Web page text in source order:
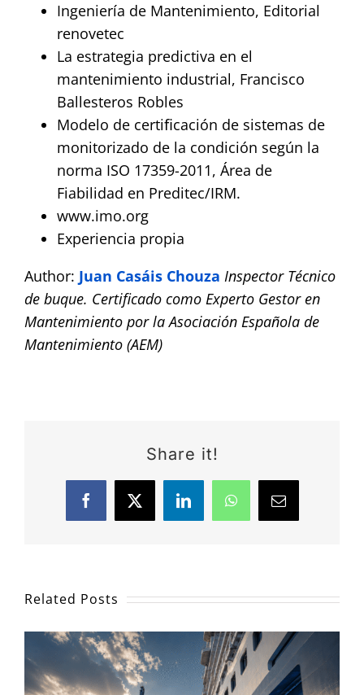
Ingeniería de Mantenimiento, Editorial
renovetec
La estrategia predictiva en el
mantenimiento industrial, Francisco
Ballesteros Robles
Modelo de certiﬁcación de sistemas de
monitorizado de la condición según la
norma ISO 17359-2011, Área de
Fiabilidad en Preditec/IRM.
www.imo.org
Experiencia propia
Author: Juan Casáis Chouza Inspector Técnico
de buque. Certificado como Experto Gestor en
Mantenimiento por la Asociación Española de
Mantenimiento (AEM)
Share it!
Facebook
X LinkedInWhatsAppEmail
Related Posts